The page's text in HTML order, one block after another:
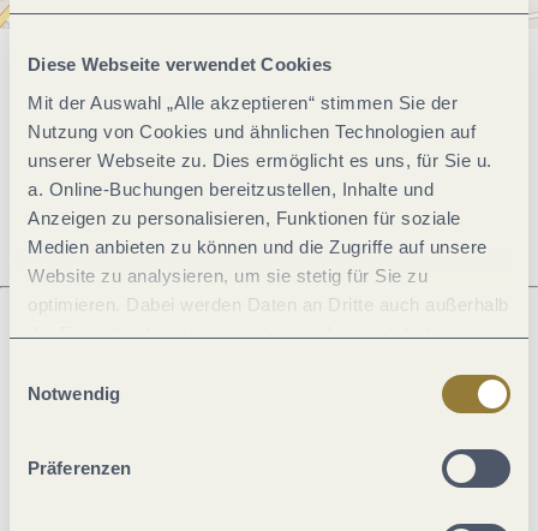
Diese Webseite verwendet Cookies
Mit der Auswahl „Alle akzeptieren“ stimmen Sie der
Nutzung von Cookies und ähnlichen Technologien auf
unserer Webseite zu. Dies ermöglicht es uns, für Sie u.
a. Online-Buchungen bereitzustellen, Inhalte und
Anzeigen zu personalisieren, Funktionen für soziale
Medien anbieten zu können und die Zugriffe auf unsere
Website zu analysieren, um sie stetig für Sie zu
optimieren. Dabei werden Daten an Dritte auch außerhalb
der Europäischen Union weitergegeben und dort
jederzeit widerrufen werden. Mit der Auswahl "Alle
ablehnen" kann es zu Beeinträchtigungen in der Nutzung
Notwendig
Präferenzen
Öffnungszeiten
PDF erzeugen